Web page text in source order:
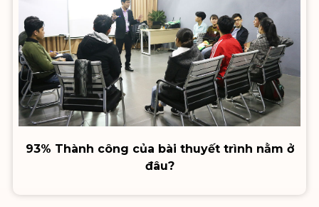
93% Thành công của bài thuyết trình nằm ở
đâu?